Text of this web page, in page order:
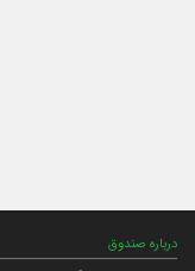
درباره صندوق